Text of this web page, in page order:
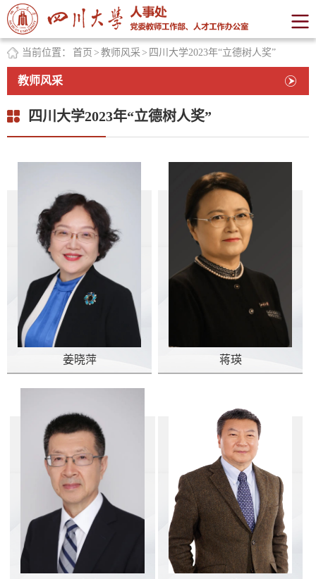
当前位置： 首页 > 教师风采 > 四川大学2023年“立德树人奖”
教师风采
四川大学2023年“立德树人奖”
姜晓萍 蒋瑛